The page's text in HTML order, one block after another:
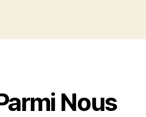
Nous